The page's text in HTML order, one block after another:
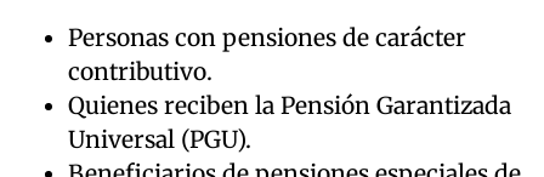
Personas con pensiones de carácter
contributivo.
Quienes reciben la Pensión Garantizada
Universal (PGU).